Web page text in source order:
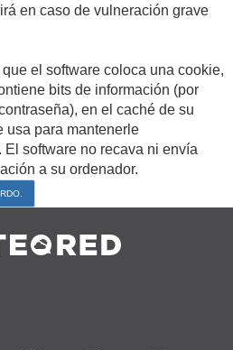
en caso de vulneración grave
el software coloca una cookie,
bits de información (por
en el caché de su
usa para mantenerle
software no recava ni envía
a su ordenador.